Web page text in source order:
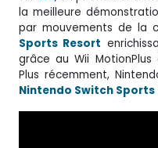
la meilleure
par mouvements de la
Sports Resort
grâce au Wii MotionPlus
Plus récemment,
Nintendo Switch Sports